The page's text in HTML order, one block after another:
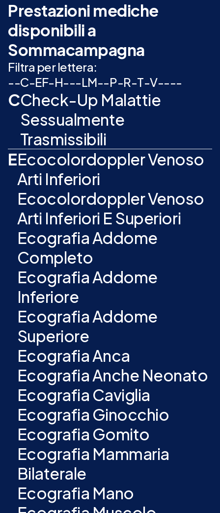
Prestazioni mediche
disponibili a
Sommacampagna
Filtra per lettera:
--C-EF-H---LM--P-R-T-V----
CCheck-Up Malattie
Sessualmente
Trasmissibili
EEcocolordoppler Venoso
Arti Inferiori
Ecocolordoppler Venoso
Arti Inferiori E Superiori
Ecografia Addome
Completo
Ecografia Addome
Inferiore
Ecografia Addome
Superiore
Ecografia Anca
Ecografia Anche Neonato
Ecografia Caviglia
Ecografia Ginocchio
Ecografia Gomito
Ecografia Mammaria
Bilaterale
Ecografia Mano